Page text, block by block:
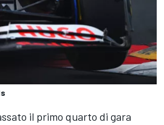
il primo quarto di gara